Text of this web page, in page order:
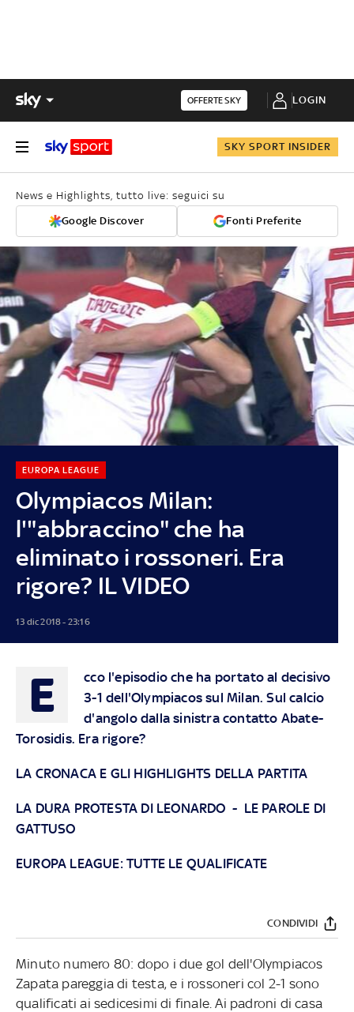
OFFERTE SKY LOGIN
SKY SPORT INSIDER
News e Highlights, tutto live: seguici su
Google Discover Fonti Preferite
Olympiacos Milan:
l'"abbraccino" che ha
eliminato i rossoneri. Era
rigore? IL VIDEO
EUROPA LEAGUE
13 dic 2018 - 23:16
E
cco l'episodio che ha portato al decisivo
3-1 dell'Olympiacos sul Milan. Sul calcio
d'angolo dalla sinistra contatto Abate-
Torosidis. Era rigore?
LA CRONACA E GLI HIGHLIGHTS DELLA PARTITA
LA DURA PROTESTA DI LEONARDO - LE PAROLE DI
GATTUSO
EUROPA LEAGUE: TUTTE LE QUALIFICATE
CONDIVIDI
Minuto numero 80: dopo i due gol dell'Olympiacos
Zapata pareggia di testa, e i rossoneri col 2-1 sono
qualificati ai sedicesimi di finale. Ai padroni di casa